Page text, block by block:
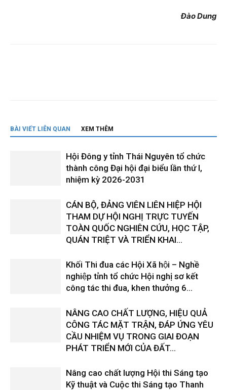
Đào Dung
BÀI VIẾT LIÊN QUAN XEM THÊM
Hội Đông y tỉnh Thái Nguyên tổ chức
thành công Đại hội đại biểu lần thứ I,
nhiệm kỳ 2026-2031
CÁN BỘ, ĐẢNG VIÊN LIÊN HIỆP HỘI
THAM DỰ HỘI NGHỊ TRỰC TUYẾN
TOÀN QUỐC NGHIÊN CỨU, HỌC TẬP,
QUÁN TRIỆT VÀ TRIỂN KHAI...
Khối Thi đua các Hội Xã hội – Nghề
nghiệp tỉnh tổ chức Hội nghị sơ kết
công tác thi đua, khen thưởng 6...
NÂNG CAO CHẤT LƯỢNG, HIỆU QUẢ
CÔNG TÁC MẶT TRẬN, ĐÁP ỨNG YÊU
CẦU NHIỆM VỤ TRONG GIAI ĐOẠN
PHÁT TRIỂN MỚI CỦA ĐẤT...
Nâng cao chất lượng Hội thi Sáng tạo
Kỹ thuật và Cuộc thi Sáng tạo Thanh